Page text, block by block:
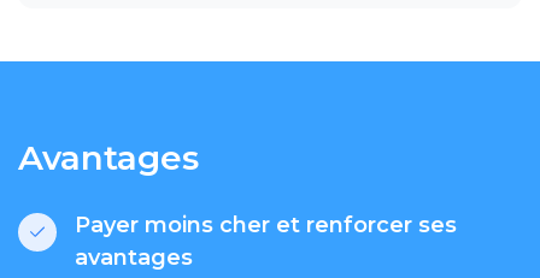
Avantages
Payer moins cher et renforcer ses
avantages